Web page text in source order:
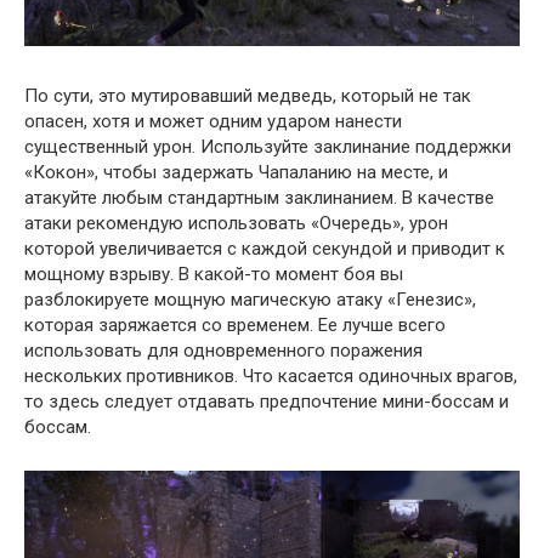
По сути, это мутировавший медведь, который не так
опасен, хотя и может одним ударом нанести
существенный урон. Используйте заклинание поддержки
«Кокон», чтобы задержать Чапаланию на месте, и
атакуйте любым стандартным заклинанием. В качестве
атаки рекомендую использовать «Очередь», урон
которой увеличивается с каждой секундой и приводит к
мощному взрыву. В какой-то момент боя вы
разблокируете мощную магическую атаку «Генезис»,
которая заряжается со временем. Ее лучше всего
использовать для одновременного поражения
нескольких противников. Что касается одиночных врагов,
то здесь следует отдавать предпочтение мини-боссам и
боссам.